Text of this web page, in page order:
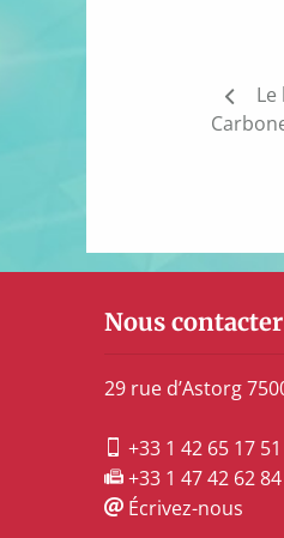
Nous contacter
29 rue d’Astorg
+33 1 42 65 17 51
+33 1 47 42 62 84
Écrivez-nous